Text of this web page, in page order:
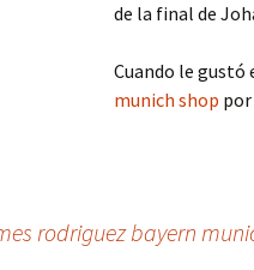
de la final de
Cuando le
munich shop
rodriguez bayern